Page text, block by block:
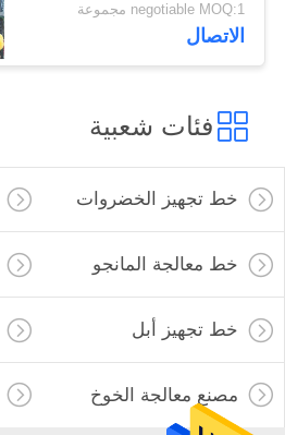
negotiable MOQ:1 مجموعة
الاتصال
فئات شعبية
خط تجهيز الخضروات
خط معالجة المانجو
خط تجهيز أبل
مصنع معالجة الخوخ